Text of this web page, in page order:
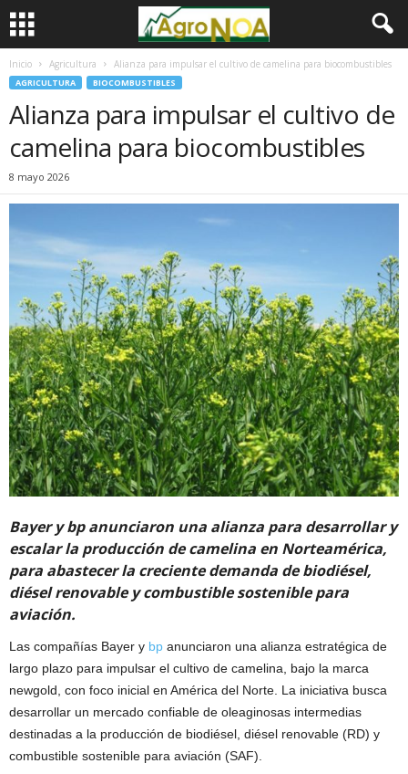
Inicio Agricultura Alianza para impulsar el cultivo de camelina para biocombustibles
AGRICULTURA BIOCOMBUSTIBLES
Alianza para impulsar el cultivo de
camelina para biocombustibles
8 mayo 2026
Bayer y bp anunciaron una alianza para desarrollar y
escalar la producción de camelina en Norteamérica,
para abastecer la creciente demanda de biodiésel,
diésel renovable y combustible sostenible para
aviación.
Las compañías Bayer y bp anunciaron una alianza estratégica de
largo plazo para impulsar el cultivo de camelina, bajo la marca
newgold, con foco inicial en América del Norte. La iniciativa busca
desarrollar un mercado confiable de oleaginosas intermedias
destinadas a la producción de biodiésel, diésel renovable (RD) y
combustible sostenible para aviación (SAF).